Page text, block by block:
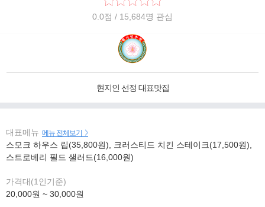
0.0점 / 15,684명 관심
현지인 선정 대표맛집
대표메뉴 메뉴 전체보기
스모크 하우스 립(35,800원), 크러스티드 치킨 스테이크(17,500원),
스트로베리 필드 샐러드(16,000원)
가격대(1인기준)
20,000원 ~ 30,000원